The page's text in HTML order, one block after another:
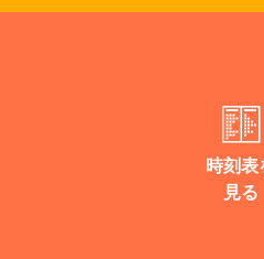
時刻表
見る